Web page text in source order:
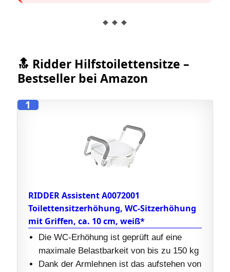
🔸🔸🔸
🔝 Ridder Hilfstoilettensitze –
Bestseller bei Amazon
1
RIDDER Assistent A0072001
Toilettensitzerhöhung, WC-Sitzerhöhung
mit Griffen, ca. 10 cm, weiß*
Die WC-Erhöhung ist geprüft auf eine
maximale Belastbarkeit von bis zu 150 kg
Dank der Armlehnen ist das aufstehen von